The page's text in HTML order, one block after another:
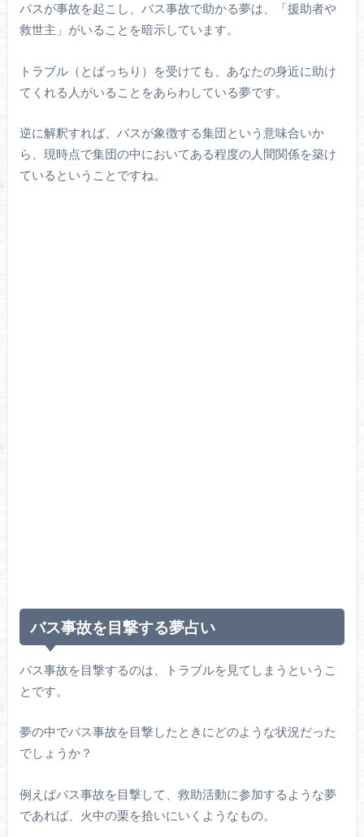
バスが事故を起こし、バス事故で助かる夢は、「援助者や
救世主」がいることを暗示しています。
トラブル（とばっちり）を受けても、あなたの身近に助け
てくれる人がいることをあらわしている夢です。
逆に解釈すれば、バスが象徴する集団という意味合いか
ら、現時点で集団の中においてある程度の人間関係を築け
ているということですね。
バス事故を目撃する夢占い
バス事故を目撃するのは、トラブルを見てしまうというこ
とです。
夢の中でバス事故を目撃したときにどのような状況だった
でしょうか？
例えばバス事故を目撃して、救助活動に参加するような夢
であれば、火中の栗を拾いにいくようなもの。